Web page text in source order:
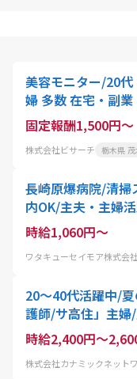
美容モニター/20
婦 多数 在宅・副
固定報酬1,500円～
株式会社ビサーチ 栃木県 茂
長崎原爆病院/清
内OK/主夫・主婦
時給1,060円～
ワタキューセイモア株式会社
20～40代活躍中/
護師/サ高住」主
～/岡町駅近くのサ
タルチェック・医
3日就業可能!
時給2,400円～
株式会社カナミックネット